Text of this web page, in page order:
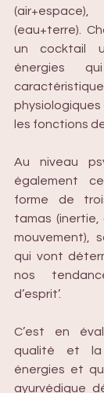
(eau+terre).
un cocktail
énergies
les fonctions
Au niveau
également
forme de
tamas (inertie,
mouvement),
qui vont
nos
d’esprit’.
C’est en
qualité et
énergies et
ayurvédique